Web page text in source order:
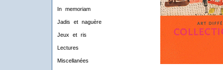
In memoriam
Jadis et naguère
Jeux et ris
Lectures
Miscellanées